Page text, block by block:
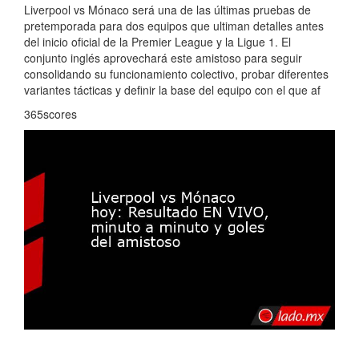
Liverpool vs Mónaco será una de las últimas pruebas de
pretemporada para dos equipos que ultiman detalles antes
del inicio oficial de la Premier League y la Ligue 1. El
conjunto inglés aprovechará este amistoso para seguir
consolidando su funcionamiento colectivo, probar diferentes
variantes tácticas y definir la base del equipo con el que af
365scores